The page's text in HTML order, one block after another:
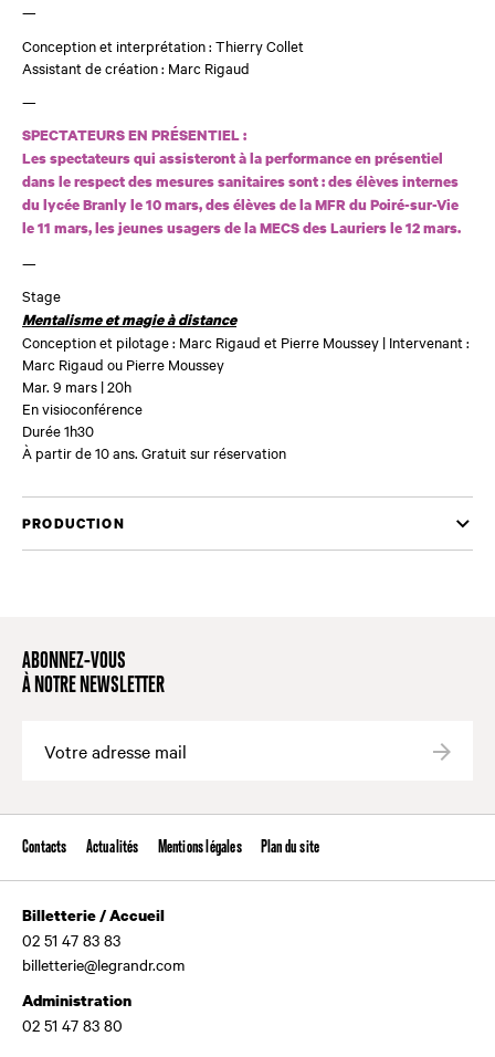
—
Conception et interprétation : Thierry Collet
Assistant de création : Marc Rigaud
—
SPECTATEURS EN PRÉSENTIEL :
Les spectateurs qui assisteront à la performance en présentiel
dans le respect des mesures sanitaires sont : des élèves internes
du lycée Branly le 10 mars, des élèves de la MFR du Poiré-sur-Vie
le 11 mars, les jeunes usagers de la MECS des Lauriers le 12 mars.
—
Stage
Mentalisme et magie à distance
Conception et pilotage : Marc Rigaud et Pierre Moussey | Intervenant :
Marc Rigaud ou Pierre Moussey
Mar. 9 mars | 20h
En visioconférence
Durée 1h30
À partir de 10 ans. Gratuit sur réservation
PRODUCTION
ABONNEZ-VOUS
À NOTRE NEWSLETTER
Contacts Actualités Mentions légales Plan du site
Billetterie / Accueil
02 51 47 83 83
billetterie@legrandr.com
Administration
02 51 47 83 80